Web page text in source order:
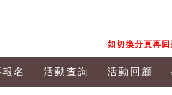
如切換分頁再
名 活動查詢 活動回顧